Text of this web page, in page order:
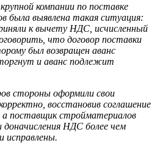
компании по поставке
была выявлена такая ситуация:
к вычету НДС, исчисленный
что договор поставки
был возвращен аванс
и аванс подлежит
стороны оформили свои
восстановив соглашение
поставщик стройматериалов
доначисления НДС более чем
исправлены.